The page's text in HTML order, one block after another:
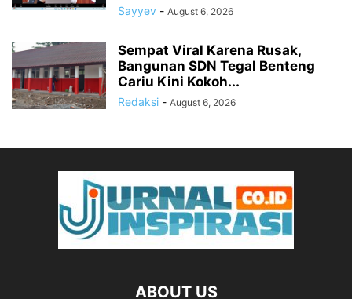
Sayyev - August 6, 2026
Sempat Viral Karena Rusak,
Bangunan SDN Tegal Benteng
Cariu Kini Kokoh...
Redaksi - August 6, 2026
ABOUT US